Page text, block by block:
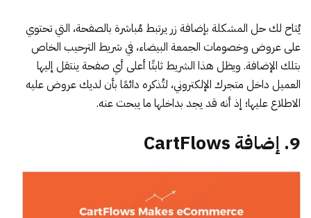
يُتاح لك حل المشكلة بإضافة زر يرتبط مُباشرة بالصفحة، التي تحتوي
على عروض وخصومات الجمعة البيضاء، في شريط الترحيب الخاص
بتلك الإضافة. ويظل هذا الشريط ثابتًا أعلى أي صفحة ينتقل إليها
العميل داخل متجرك الإلكتروني، لتُذكره دائمًا بأن لديك عروض عليه
الاطلاع عليها؛ إذ أنه قد يجد بداخلها ما يبحث عنه.
9. إضافة CartFlows